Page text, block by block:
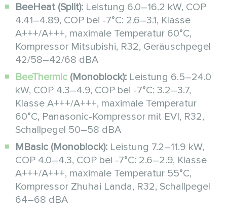
BeeHeat (Split): Leistung 6.0–16.2 kW, COP
4.41–4.89, COP bei -7°C: 2.6–3.1, Klasse
A+++/A+++, maximale Temperatur 60°C,
Kompressor Mitsubishi, R32, Geräuschpegel
42/58–42/68 dBA
BeeThermic (Monoblock): Leistung 6.5–24.0
kW, COP 4.3–4.9, COP bei -7°C: 3.2–3.7,
Klasse A+++/A+++, maximale Temperatur
60°C, Panasonic-Kompressor mit EVI, R32,
Schallpegel 50–58 dBA
MBasic (Monoblock): Leistung 7.2–11.9 kW,
COP 4.0–4.3, COP bei -7°C: 2.6–2.9, Klasse
A+++/A+++, maximale Temperatur 55°C,
Kompressor Zhuhai Landa, R32, Schallpegel
64–68 dBA